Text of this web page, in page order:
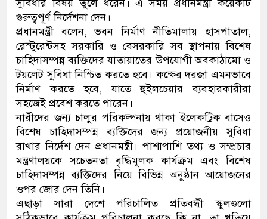
সুবিধার বিষয় তুলে ধরেন। এ সময় প্রধানমন্ত্রী কয়েকটি
গুরুত্বপূর্ণ নির্দেশনা দেন।
প্রধানমন্ত্রী বলেন, ভবন নির্মাণ নীতিমালায় হাসপাতাল,
রেস্টুরেন্টসহ সরকারি ও বেসরকারি সব স্থাপনায় বিশেষ
চাহিদাসম্পন্ন ব্যক্তিদের যাতায়াতের উপযোগী অবকাঠামো ও
টয়লেট সুবিধা নিশ্চিত করতে হবে। কক্ষের দরজা এমনভাবে
নির্মাণ করতে হবে, যাতে হুইলচেয়ার ব্যবহারকারীরা
সহজেই প্রবেশ করতে পারেন।
নারীদের জন্য চালুর পরিকল্পনায় থাকা ইলেকট্রিক বাসেও
বিশেষ চাহিদাসম্পন্ন ব্যক্তিদের জন্য প্রয়োজনীয় সুবিধা
রাখার নির্দেশ দেন প্রধানমন্ত্রী। পাশাপাশি তথ্য ও সম্প্রচার
মন্ত্রণালয়কে সচেতনতা বৃদ্ধিমূলক কার্যক্রম এবং বিশেষ
চাহিদাসম্পন্ন ব্যক্তিদের নিয়ে বিভিন্ন অনুষ্ঠান আয়োজনের
ওপর জোর দেন তিনি।
এছাড়া সারা দেশে পরিচালিত প্রতিবন্ধী স্কুলগুলো